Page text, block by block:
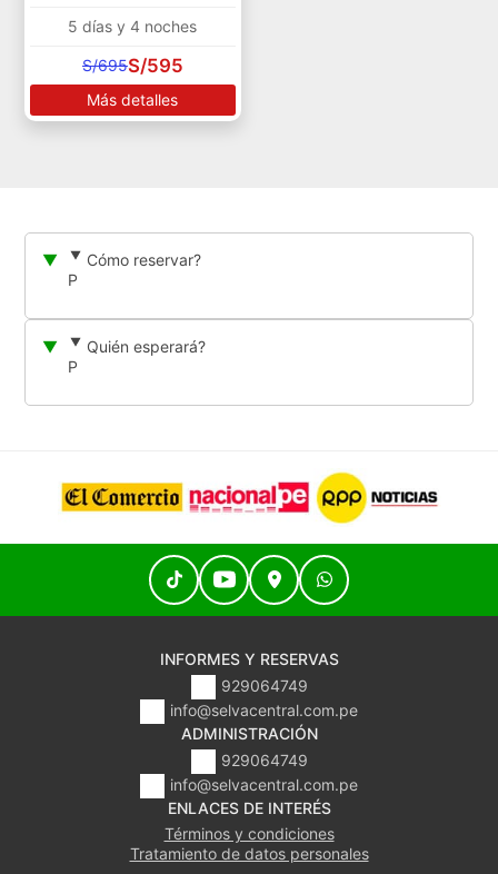
5 días y 4 noches
S/695S/595
Más detalles
Cómo reservar?
P
Quién esperará?
P
INFORMES Y RESERVAS
929064749
info@selvacentral.com.pe
ADMINISTRACIÓN
929064749
info@selvacentral.com.pe
ENLACES DE INTERÉS
Términos y condiciones
Tratamiento de datos personales